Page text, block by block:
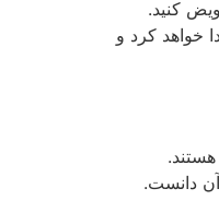
کنید.
خواهد کرد و
دانست.